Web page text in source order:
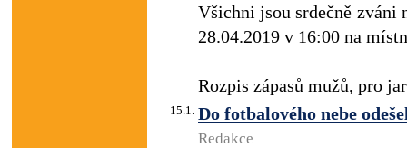
Všichni jsou srdečně zváni
28.04.2019 v 16:00 na
Rozpis zápasů mužů, pro
15.1. Do fotbalového nebe
Redakce